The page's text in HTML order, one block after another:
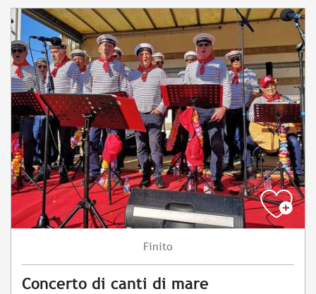
Finito
Concerto di canti di mare